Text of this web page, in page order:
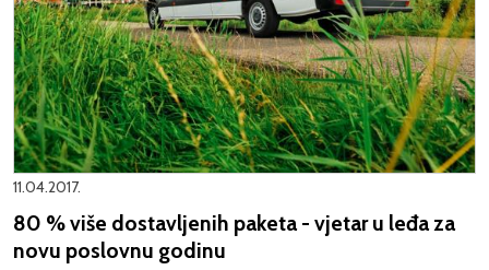
11.04.2017.
80 % više dostavljenih paketa - vjetar u leđa za
novu poslovnu godinu